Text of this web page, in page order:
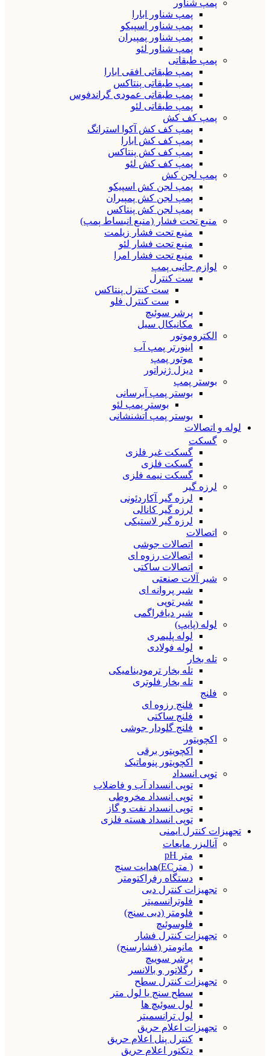
پمپ شناور
پمپ شناور ابارا
پمپ شناور اسپیکو
پمپ شناور پمپیران
پمپ شناور لئو
پمپ طبقاتی
پمپ طبقاتی افقی ابارا
پمپ طبقاتی پنتاکس
پمپ طبقاتی عمودی گراندفوس
پمپ طبقاتی لئو
پمپ کف کش
پمپ کف کش آکوا استرانگ
پمپ کف کش ابارا
پمپ کف کش پنتاکس
پمپ کف کش لئو
پمپ لجن کش
پمپ لجن کش اسپیکو
پمپ لجن کش پمپیران
پمپ لجن کش پنتاکس
منبع تحت فشار (منبع انبساط پمپ)
منبع تحت فشار زیلمت
منبع تحت فشار لئو
منبع تحت فشار امرا
لوازم جانبی پمپ
ست کنترل
ست کنترل پنتاکس
ست کنترل فلو
پرشر سوئیچ
مکانیکال سیل
الکتروموتور
اینورتر پمپ آب
موتور پمپ
دیزل ژنراتور
بوستر پمپ
بوستر پمپ آبرسانی
بوستر پمپ لئو
بوستر پمپ آتشنشانی
لوله و اتصالات
گسکت
گسکت غیر فلزی
گسکت فلزی
گسکت نیمه فلزی
لرزه گیر
لرزه گیر آکاردئونی
لرزه گیر کانالی
لرزه گیر لاستیکی
اتصالات
اتصالات جوشی
اتصالات رزوه ای
اتصالات ساکتی
شیر آلات صنعتی
شیر پروانه ای
شیر توپی
شیر دیافراگمی
لوله (پایپ)
لوله پلیمری
لوله فولادی
تله بخار
تله بخار ترمودینامیکی
تله بخار فلوتری
فلنج
فلنج رزوه ای
فلنج ساکتی
فلنج گلودار جوشی
اکچویتور
اکچویتور برقی
اکچویتور پنوماتیک
توپی انسداد
توپی انسداد آب و فاضلاب
توپی انسداد مخروطی
توپی انسداد نفت و گاز
توپی انسداد هسته فلزی
تجهیزات کنترل ایمنی
آنالیزر مایعات
متر pH
( مترEC)هدایت سنج
دستگاه رفراکتومتر
تجهیزات کنترل دبی
فلوترانسمیتر
فلومتر (دبی سنج)
فلوسوئیچ
تجهیزات کنترل فشار
مانومتر (فشارسنج)
پرشر سوییچ
رگلاتور و بالانسر
تجهیزات کنترل سطح
سطح سنج یا لول متر
لول سوئیچ ها
لول ترانسمیتر
تجهیزات اعلام حریق
کنترل پنل اعلام حریق
دتکتور اعلام حریق